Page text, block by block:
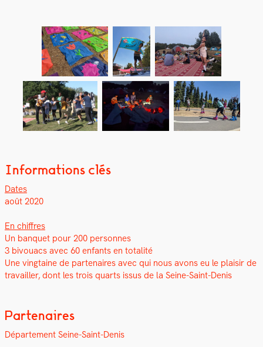
Informations clés
Dates
août 2020
En chiffres
Un ban­quet pour 200 per­son­nes
3 bivouacs avec 60 enfants en total­ité
Une ving­taine de parte­naires avec qui nous avons eu le plaisir de
tra­vailler, dont les trois quarts issus de la Seine-Saint-Denis
Partenaires
Départe­ment Seine-Saint-Denis